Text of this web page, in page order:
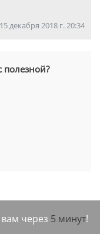
15 декабря 2018 г. 20:34
полезной?
через 5 минут!